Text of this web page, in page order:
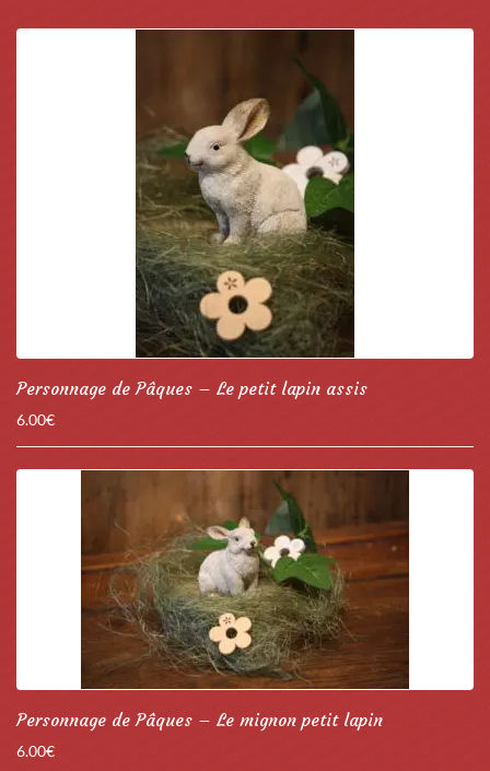
Personnage de Pâques – Le petit lapin assis
6.00€
Personnage de Pâques – Le mignon petit lapin
6.00€